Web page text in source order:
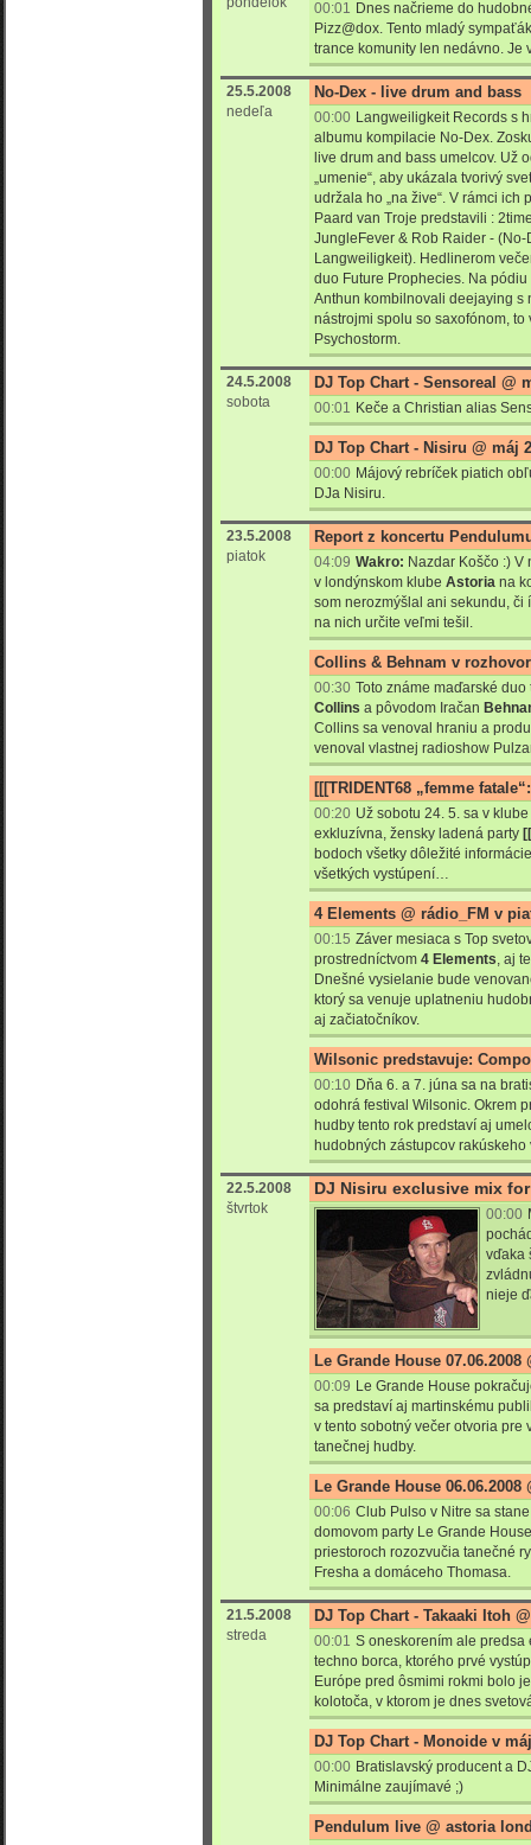
00:01 Dnes načrieme do
Pizz@dox. Tento mladý
trance komunity len nedávno. Je
25.5.2008
nedeľa
No-Dex - live drum and bass
00:00 Langweiligkeit Records s
albumu kompilacie No-Dex.
live drum and bass umelcov. Už
„umenie“, aby ukázala tvorivý
udržala ho „na žive“. V rámci
Paard van Troje predstavili :
JungleFever & Rob Raider -
Langweiligkeit). Hedlinerom
duo Future Prophecies. Na
Anthun kombilnovali deejaying s
nástrojmi spolu so saxofónom,
Psychostorm.
24.5.2008
sobota
DJ Top Chart - Sensoreal @
00:01 Keče a Christian alias
DJ Top Chart - Nisiru @ máj
00:00 Májový rebríček piatich
DJa Nisiru.
23.5.2008
piatok
Report z koncertu
04:09 Wakro: Nazdar Koščo :)
v londýnskom klube Astoria na
som nerozmýšlal ani sekundu, či
na nich určite veľmi tešil.
Collins & Behnam v
00:30 Toto známe maďarské
Collins a pôvodom Iračan
Collins sa venoval hraniu a
venoval vlastnej radioshow
[[[TRIDENT68 „femme
00:20 Už sobotu 24. 5. sa v
exkluzívna, žensky ladená party
bodoch všetky dôležité
všetkých vystúpení…
4 Elements @ rádio_FM v
00:15 Záver mesiaca s Top
prostredníctvom 4 Elements, aj
Dnešné vysielanie bude
ktorý sa venuje uplatneniu
aj začiatočníkov.
Wilsonic predstavuje:
00:10 Dňa 6. a 7. júna sa na
odohrá festival Wilsonic. Okrem
hudby tento rok predstaví aj
hudobných zástupcov
22.5.2008
štvrtok
DJ Nisiru exclusive mix
00:00
vďaka
nieje
Le Grande House
00:09 Le Grande House
sa predstaví aj martinskému
v tento sobotný večer otvoria pre
tanečnej hudby.
Le Grande House 06.06.2008
00:06 Club Pulso v Nitre sa
domovom party Le Grande
priestoroch rozozvučia tanečné
Fresha a domáceho Thomasa.
21.5.2008
streda
DJ Top Chart - Takaaki Itoh
00:01 S oneskorením ale
techno borca, ktorého prvé
Európe pred ôsmimi rokmi bolo
kolotoča, v ktorom je dnes
DJ Top Chart - Monoide v
00:00 Bratislavský producent a
Minimálne zaujímavé ;)
Pendulum live @ astoria